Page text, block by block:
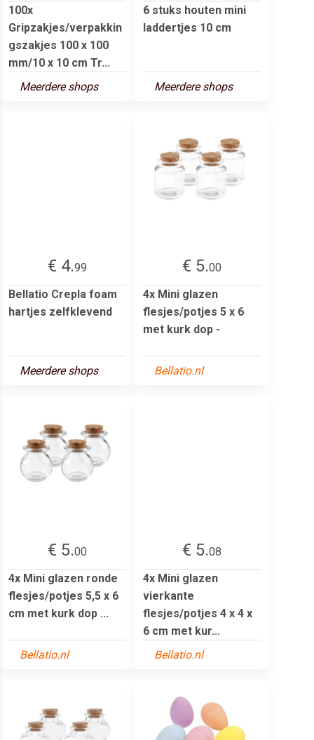
100x
Gripzakjes/verpakkin
gszakjes 100 x 100
mm/10 x 10 cm Tr...
Meerdere shops
6 stuks houten mini
laddertjes 10 cm
Meerdere shops
€ 4.99
Bellatio Crepla foam
hartjes zelfklevend
Meerdere shops
€ 5.00
4x Mini glazen
flesjes/potjes 5 x 6
met kurk dop -
Bellatio.nl
€ 5.00
4x Mini glazen ronde
flesjes/potjes 5,5 x 6
cm met kurk dop ...
Bellatio.nl
€ 5.08
4x Mini glazen
vierkante
flesjes/potjes 4 x 4 x
6 cm met kur...
Bellatio.nl